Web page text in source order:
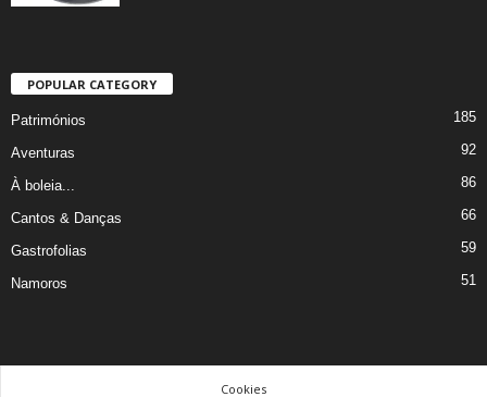
POPULAR CATEGORY
Patrimónios 185
Aventuras 92
À boleia... 86
Cantos & Danças 66
Gastrofolias 59
Namoros 51
Cookies